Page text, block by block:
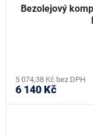
Bezolejový
5 074,38 Kč bez DPH
6 140 Kč